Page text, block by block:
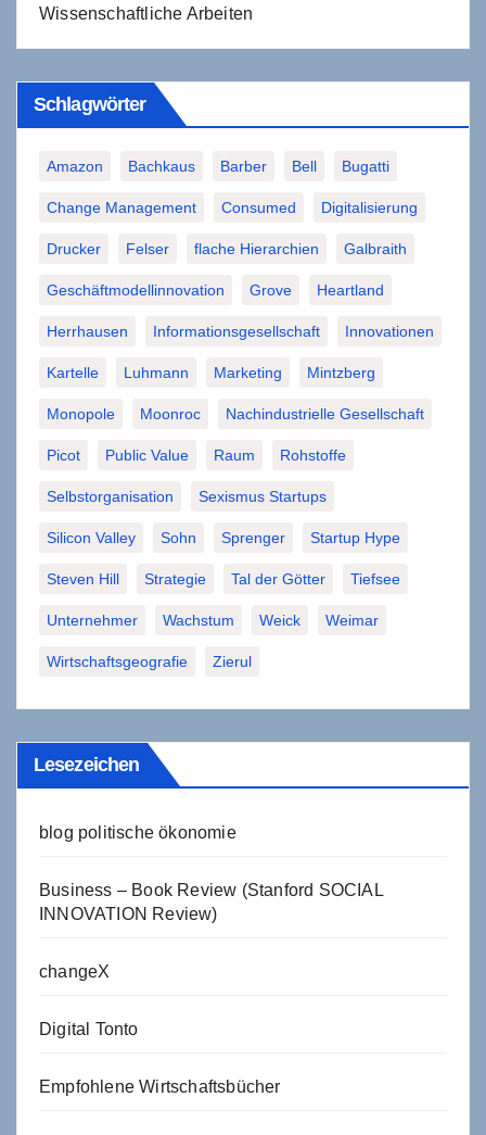
Wissenschaftliche Arbeiten
Schlagwörter
Amazon Bachkaus Barber Bell Bugatti
Change Management Consumed Digitalisierung
Drucker Felser flache Hierarchien Galbraith
Geschäftmodellinnovation Grove Heartland
Herrhausen Informationsgesellschaft Innovationen
Kartelle Luhmann Marketing Mintzberg
Monopole Moonroc Nachindustrielle Gesellschaft
Picot Public Value Raum Rohstoffe
Selbstorganisation Sexismus Startups
Silicon Valley Sohn Sprenger Startup Hype
Steven Hill Strategie Tal der Götter Tiefsee
Unternehmer Wachstum Weick Weimar
Wirtschaftsgeografie Zierul
Lesezeichen
blog politische ökonomie
Business – Book Review (Stanford SOCIAL
INNOVATION Review)
changeX
Digital Tonto
Empfohlene Wirtschaftsbücher